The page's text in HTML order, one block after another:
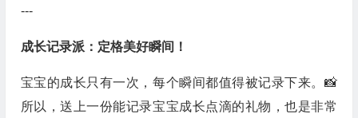
---
成长记录派：定格美好瞬间！
宝宝的成长只有一次，每个瞬间都值得被记录下来。📸
所以，送上一份能记录宝宝成长点滴的礼物，也是非常